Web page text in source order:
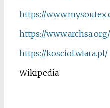
https://
https://
https://kosciol.wiara.pl/
Wikipedia